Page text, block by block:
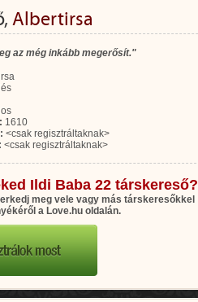
Albertirsa
az még inkább megerősít."
1610
<csak regisztráltaknak>
<csak regisztráltaknak>
Ildi Baba 22 társkereső?
meg vele vagy más társkeresőkkel
a Love.hu oldalán.